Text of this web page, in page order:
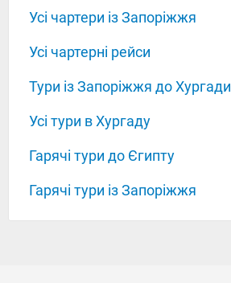
Усі чартери із Запоріжжя
Усі чартерні рейси
Тури із Запоріжжя до Хургади
Усі тури в Хургаду
Гарячі тури до Єгипту
Гарячі тури із Запоріжжя